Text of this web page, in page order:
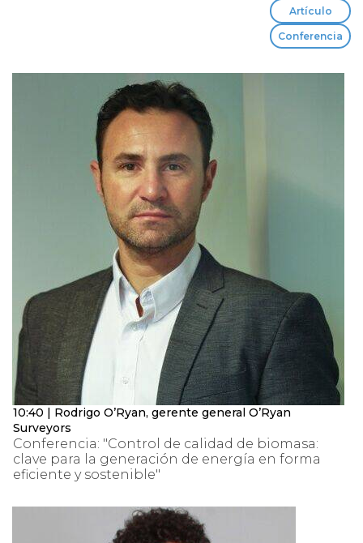
Artículo
Conferencia
10:40 | Rodrigo O’Ryan, gerente general O’Ryan
Surveyors
Conferencia: "Control de calidad de biomasa:
clave para la generación de energía en forma
eficiente y sostenible"